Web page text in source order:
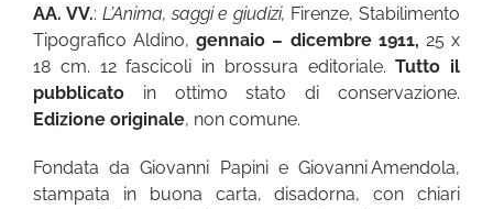
AA. VV.: L’Anima, saggi e giudizi, Firenze, Stabilimento
Tipografico Aldino,gennaio – dicembre 1911, 25 x
18 cm. 12 fascicoli in brossura editoriale.Tutto il
pubblicato in ottimo stato di conservazione.
Edizione originale, non comune.
Fondata da Giovanni Papini e Giovanni Amendola,
stampata in buona carta, disadorna, con chiari